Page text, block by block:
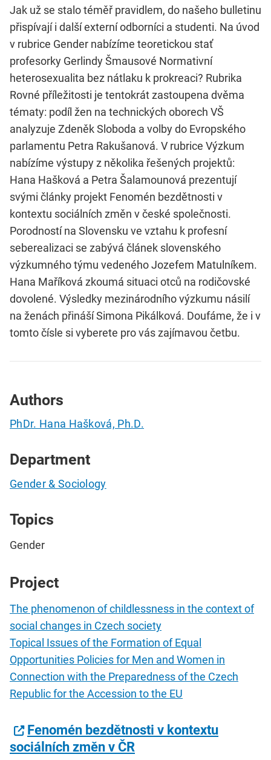
Jak už se stalo téměř pravidlem, do našeho bulletinu
přispívají i další externí odborníci a studenti. Na úvod
v rubrice Gender nabízíme teoretickou stať
profesorky Gerlindy Šmausové Normativní
heterosexualita bez nátlaku k prokreaci? Rubrika
Rovné příležitosti je tentokrát zastoupena dvěma
tématy: podíl žen na technických oborech VŠ
analyzuje Zdeněk Sloboda a volby do Evropského
parlamentu Petra Rakušanová. V rubrice Výzkum
nabízíme výstupy z několika řešených projektů:
Hana Hašková a Petra Šalamounová prezentují
svými články projekt Fenomén bezdětnosti v
kontextu sociálních změn v české společnosti.
Porodností na Slovensku ve vztahu k profesní
seberealizaci se zabývá článek slovenského
výzkumného týmu vedeného Jozefem Matulníkem.
Hana Maříková zkoumá situaci otců na rodičovské
dovolené. Výsledky mezinárodního výzkumu násilí
na ženách přináší Simona Pikálková. Doufáme, že i v
tomto čísle si vyberete pro vás zajímavou četbu.
Authors
PhDr. Hana Hašková, Ph.D.
Department
Gender & Sociology
Topics
Gender
Project
The phenomenon of childlessness in the context of
social changes in Czech society
Topical Issues of the Formation of Equal
Opportunities Policies for Men and Women in
Connection with the Preparedness of the Czech
Republic for the Accession to the EU
Fenomén bezdětnosti v kontextu
sociálních změn v ČR